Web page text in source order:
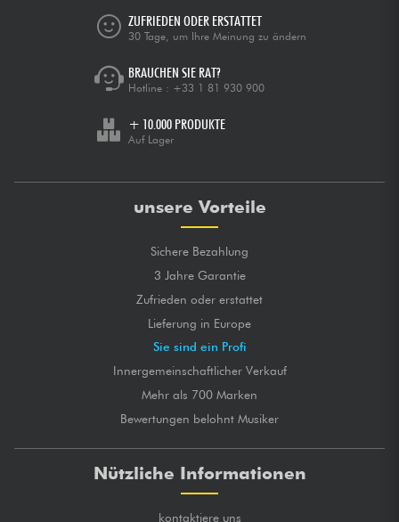
ZUFRIEDEN ODER ERSTATTET
30 Tage, um Ihre Meinung zu ändern
BRAUCHEN SIE RAT?
Hotline : +33 1 81 930 900
+ 10.000 PRODUKTE
Auf Lager
unsere Vorteile
Sichere Bezahlung
3 Jahre Garantie
Zufrieden oder erstattet
Lieferung in Europe
Sie sind ein Profi
Innergemeinschaftlicher Verkauf
Mehr als 700 Marken
Bewertungen belohnt Musiker
Nützliche Informationen
kontaktiere uns